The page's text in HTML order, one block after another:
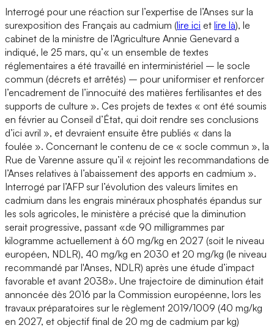
Interrogé pour une réaction sur l’expertise de l’Anses sur la
surexposition des Français au cadmium (lire ici et lire là), le
cabinet de la ministre de l’Agriculture Annie Genevard a
indiqué, le 25 mars, qu’« un ensemble de textes
réglementaires a été travaillé en interministériel – le socle
commun (décrets et arrêtés) – pour uniformiser et renforcer
l’encadrement de l’innocuité des matières fertilisantes et des
supports de culture ». Ces projets de textes « ont été soumis
en février au Conseil d’État, qui doit rendre ses conclusions
d’ici avril », et devraient ensuite être publiés « dans la
foulée ». Concernant le contenu de ce « socle commun », la
Rue de Varenne assure qu’il « rejoint les recommandations de
l’Anses relatives à l’abaissement des apports en cadmium ».
Interrogé par l’AFP sur l’évolution des valeurs limites en
cadmium dans les engrais minéraux phosphatés épandus sur
les sols agricoles, le ministère a précisé que la diminution
serait progressive, passant «de 90 milligrammes par
kilogramme actuellement à 60 mg/kg en 2027 (soit le niveau
européen, NDLR), 40 mg/kg en 2030 et 20 mg/kg (le niveau
recommandé par l'Anses, NDLR) après une étude d’impact
favorable et avant 2038». Une trajectoire de diminution était
annoncée dès 2016 par la Commission européenne, lors les
travaux préparatoires sur le règlement 2019/1009 (40 mg/kg
en 2027, et objectif final de 20 mg de cadmium par kg)